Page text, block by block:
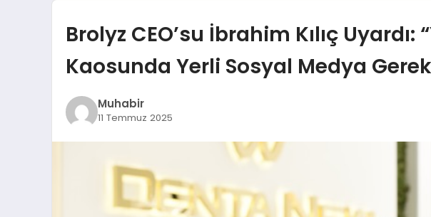
Brolyz CEO’su İbrahim Kılıç Uyardı:
Kaosunda Yerli Sosyal Medya
Muhabir
11 Temmuz 2025